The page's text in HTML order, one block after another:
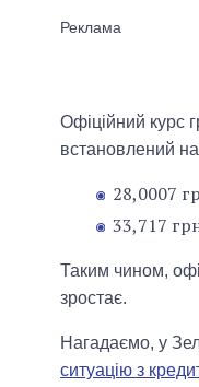
Офіційний курс
встановлений на
28,0007
33,717
Таким чином,
зростає.
Нагадаємо, у
ситуацію з